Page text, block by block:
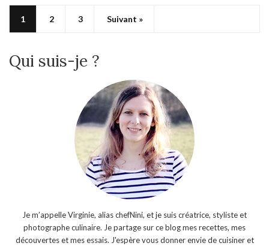
1 2 3 Suivant »
Qui suis-je ?
Je m’appelle Virginie, alias chefNini, et je suis créatrice, styliste et
photographe culinaire. Je partage sur ce blog mes recettes, mes
découvertes et mes essais. J'espère vous donner envie de cuisiner et